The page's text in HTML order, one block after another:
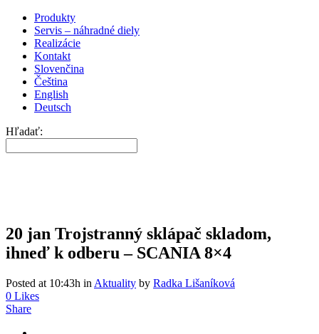
Produkty
Servis – náhradné diely
Realizácie
Kontakt
Slovenčina
Čeština
English
Deutsch
Hľadať:
20 jan Trojstranný sklápač skladom,
ihneď k odberu – SCANIA 8×4
Posted at 10:43h in Aktuality by Radka Lišaníková
0 Likes
Share